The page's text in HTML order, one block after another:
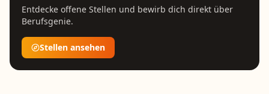
Entdecke offene Stellen und bewirb dich direkt über
Berufsgenie.
Stellen ansehen